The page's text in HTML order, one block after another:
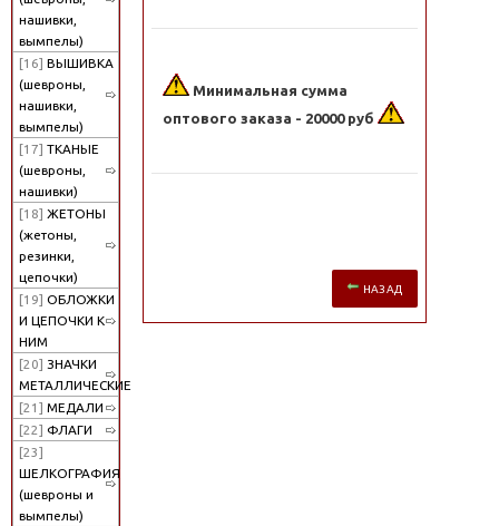
нашивки,
вымпелы)
[16] ВЫШИВКА
(шевроны,
нашивки,
вымпелы)
[17] ТКАНЫЕ
(шевроны,
нашивки)
[18] ЖЕТОНЫ
(жетоны,
резинки,
цепочки)
[19] ОБЛОЖКИ
И ЦЕПОЧКИ К
НИМ
[20] ЗНАЧКИ
МЕТАЛЛИЧЕСКИЕ
[21] МЕДАЛИ
[22] ФЛАГИ
[23]
ШЕЛКОГРАФИЯ
(шевроны и
вымпелы)
Минимальная сумма
оптового заказа - 20000 руб
НАЗАД